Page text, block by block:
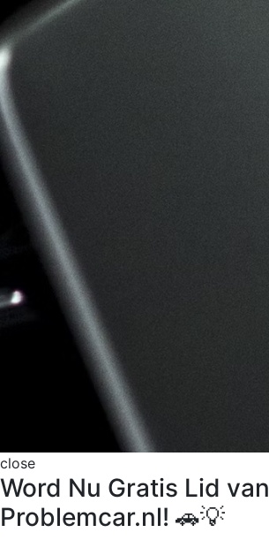
close
Word Nu Gratis Lid van
Problemcar.nl! 🚗💡